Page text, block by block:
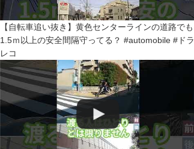
【自転車追い抜き】黄色センターラインの道路でも
1.5ｍ以上の安全間隔守ってる？ #automobile #ドラ
レコ